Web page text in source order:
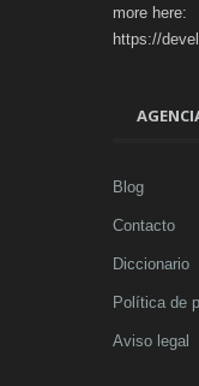
more here:
https://
Blog
Contacto
Diccionario
Política de
Aviso legal